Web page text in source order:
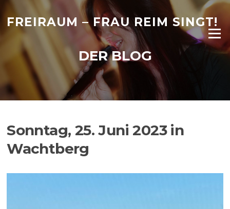
Inhalt
springen
FREIRAUM – FRAU REIM SINGT!
Menü
DER BLOG
Sonntag, 25. Juni 2023 in
Wachtberg